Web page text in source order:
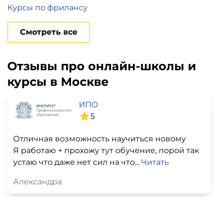
Курсы по фрилансу
Смотреть все
Отзывы про онлайн-школы и
курсы в Москве
ИПО
5
Отличная возможность научиться новому
Я работаю + прохожу тут обучение, порой так
устаю что даже нет сил на что... Читать
Александра